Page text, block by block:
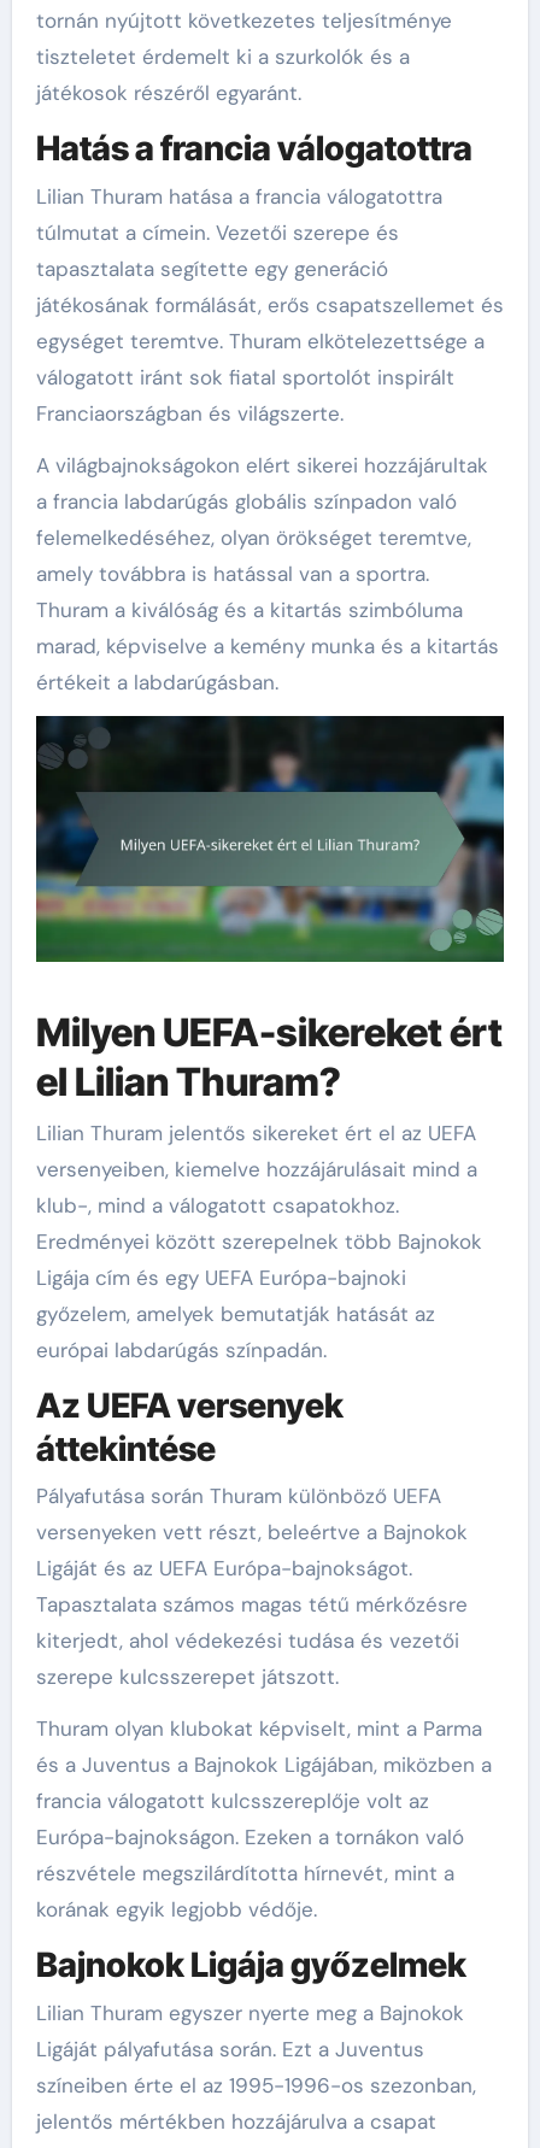
tornán nyújtott következetes teljesítménye
tiszteletet érdemelt ki a szurkolók és a
játékosok részéről egyaránt.
Hatás a francia válogatottra
Lilian Thuram hatása a francia válogatottra
túlmutat a címein. Vezetői szerepe és
tapasztalata segítette egy generáció
játékosának formálását, erős csapatszellemet és
egységet teremtve. Thuram elkötelezettsége a
válogatott iránt sok fiatal sportolót inspirált
Franciaországban és világszerte.
A világbajnokságokon elért sikerei hozzájárultak
a francia labdarúgás globális színpadon való
felemelkedéséhez, olyan örökséget teremtve,
amely továbbra is hatással van a sportra.
Thuram a kiválóság és a kitartás szimbóluma
marad, képviselve a kemény munka és a kitartás
értékeit a labdarúgásban.
Milyen UEFA-sikereket ért
el Lilian Thuram?
Lilian Thuram jelentős sikereket ért el az UEFA
versenyeiben, kiemelve hozzájárulásait mind a
klub-, mind a válogatott csapatokhoz.
Eredményei között szerepelnek több Bajnokok
Ligája cím és egy UEFA Európa-bajnoki
győzelem, amelyek bemutatják hatását az
európai labdarúgás színpadán.
Az UEFA versenyek
áttekintése
Pályafutása során Thuram különböző UEFA
versenyeken vett részt, beleértve a Bajnokok
Ligáját és az UEFA Európa-bajnokságot.
Tapasztalata számos magas tétű mérkőzésre
kiterjedt, ahol védekezési tudása és vezetői
szerepe kulcsszerepet játszott.
Thuram olyan klubokat képviselt, mint a Parma
és a Juventus a Bajnokok Ligájában, miközben a
francia válogatott kulcsszereplője volt az
Európa-bajnokságon. Ezeken a tornákon való
részvétele megszilárdította hírnevét, mint a
korának egyik legjobb védője.
Bajnokok Ligája győzelmek
Lilian Thuram egyszer nyerte meg a Bajnokok
Ligáját pályafutása során. Ezt a Juventus
színeiben érte el az 1995-1996-os szezonban,
jelentős mértékben hozzájárulva a csapat